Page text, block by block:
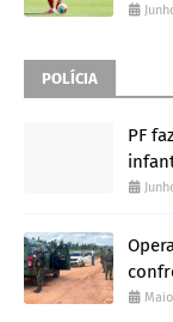
POLÍCIA
PF